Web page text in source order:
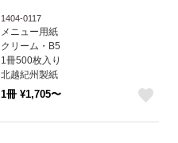
1404-0117
メニュー用紙
クリーム・B5
1冊500枚入り
北越紀州製紙
Newファインカラー
1冊 ¥1,705〜